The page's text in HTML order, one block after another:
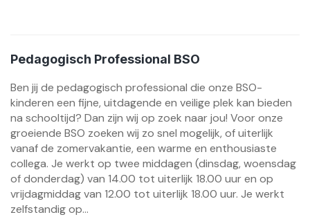
Pedagogisch Professional BSO
Ben jij de pedagogisch professional die onze BSO-
kinderen een fijne, uitdagende en veilige plek kan bieden
na schooltijd? Dan zijn wij op zoek naar jou! Voor onze
groeiende BSO zoeken wij zo snel mogelijk, of uiterlijk
vanaf de zomervakantie, een warme en enthousiaste
collega. Je werkt op twee middagen (dinsdag, woensdag
of donderdag) van 14.00 tot uiterlijk 18.00 uur en op
vrijdagmiddag van 12.00 tot uiterlijk 18.00 uur. Je werkt
zelfstandig op...